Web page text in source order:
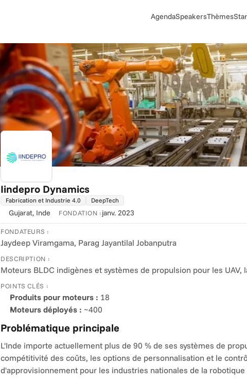
AgendaSpeakersThèmes
Iindepro Dynamics
Fabrication et Industrie 4.0 DeepTech
Gujarat, Inde FONDATION :janv. 2023
FONDATEURS :
Jaydeep Viramgama, Parag Jayantilal Jobanputra
DESCRIPTION :
Moteurs BLDC indigènes et systèmes de propulsion pour les UAV,
POINTS CLÉS :
Produits pour moteurs : 18
Moteurs déployés : ~400
Problématique principale
L'Inde importe actuellement plus de 90 % de ses systèmes de
compétitivité des coûts, les options de personnalisation et le
d'approvisionnement pour les industries nationales de la robotique